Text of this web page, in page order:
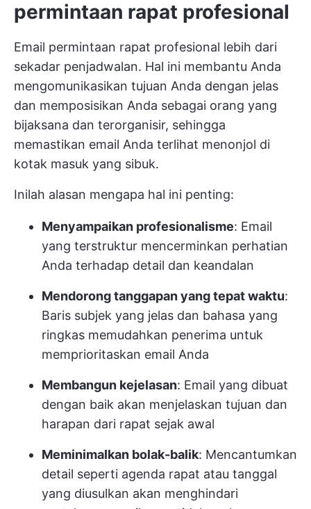
permintaan rapat profesional
Email permintaan rapat profesional lebih dari
sekadar penjadwalan. Hal ini membantu Anda
mengomunikasikan tujuan Anda dengan jelas
dan memposisikan Anda sebagai orang yang
bijaksana dan terorganisir, sehingga
memastikan email Anda terlihat menonjol di
kotak masuk yang sibuk.
Inilah alasan mengapa hal ini penting:
Menyampaikan profesionalisme: Email
yang terstruktur mencerminkan perhatian
Anda terhadap detail dan keandalan
Mendorong tanggapan yang tepat waktu:
Baris subjek yang jelas dan bahasa yang
ringkas memudahkan penerima untuk
memprioritaskan email Anda
Membangun kejelasan: Email yang dibuat
dengan baik akan menjelaskan tujuan dan
harapan dari rapat sejak awal
Meminimalkan bolak-balik: Mencantumkan
detail seperti agenda rapat atau tanggal
yang diusulkan akan menghindari